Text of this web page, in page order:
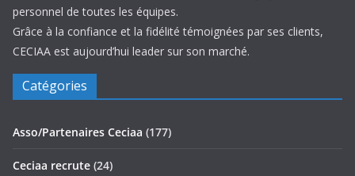
personnel de toutes les équipes.
Grâce à la confiance et la fidélité témoignées par ses clients,
CECIAA est aujourd’hui leader sur son marché.
Catégories
Asso/Partenaires Ceciaa (177)
Ceciaa recrute (24)